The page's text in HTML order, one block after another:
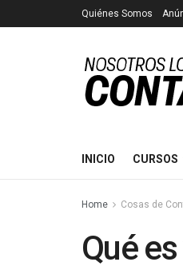
Quiénes Somos
INICIO CURSOS
Home Cosas de
Qué